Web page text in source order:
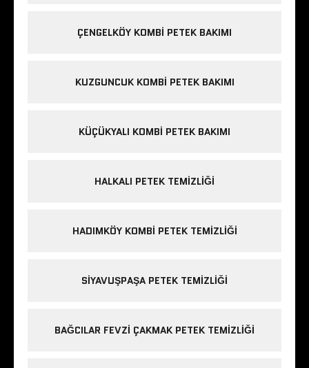
ÇENGELKÖY KOMBI PETEK BAKIMI
KUZGUNCUK KOMBI PETEK BAKIMI
KÜÇÜKYALI KOMBI PETEK BAKIMI
HALKALI PETEK TEMIZLIĞI
HADIMKÖY KOMBI PETEK TEMIZLIĞI
SIYAVUŞPAŞA PETEK TEMIZLIĞI
BAĞCILAR FEVZI ÇAKMAK PETEK TEMIZLIĞI